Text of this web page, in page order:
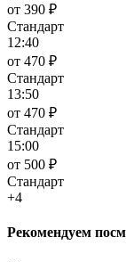
от 390 ₽
Стандарт
12:40
от 470 ₽
Стандарт
13:50
от 470 ₽
Стандарт
15:00
от 500 ₽
Стандарт
+4
Рекомендуем